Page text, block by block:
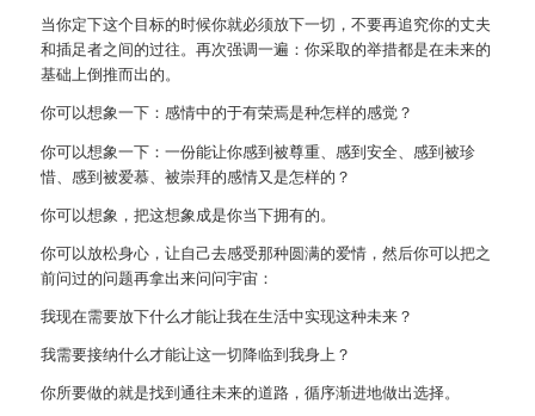
当你定下这个目标的时候你就必须放下一切，不要再追究你的丈夫
和插足者之间的过往。再次强调一遍：你采取的举措都是在未来的
基础上倒推而出的。
你可以想象一下：感情中的于有荣焉是种怎样的感觉？
你可以想象一下：一份能让你感到被尊重、感到安全、感到被珍
惜、感到被爱慕、被崇拜的感情又是怎样的？
你可以想象，把这想象成是你当下拥有的。
你可以放松身心，让自己去感受那种圆满的爱情，然后你可以把之
前问过的问题再拿出来问问宇宙：
我现在需要放下什么才能让我在生活中实现这种未来？
我需要接纳什么才能让这一切降临到我身上？
你所要做的就是找到通往未来的道路，循序渐进地做出选择。